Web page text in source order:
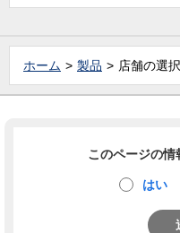
ホーム 製品 店舗の選択
このページの情
はい